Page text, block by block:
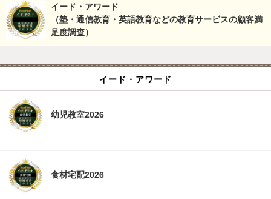
イード・アワード
（塾・通信教育・英語教育などの教育サービスの顧客満
足度調査）
イード・アワード
幼児教室2026
食材宅配2026